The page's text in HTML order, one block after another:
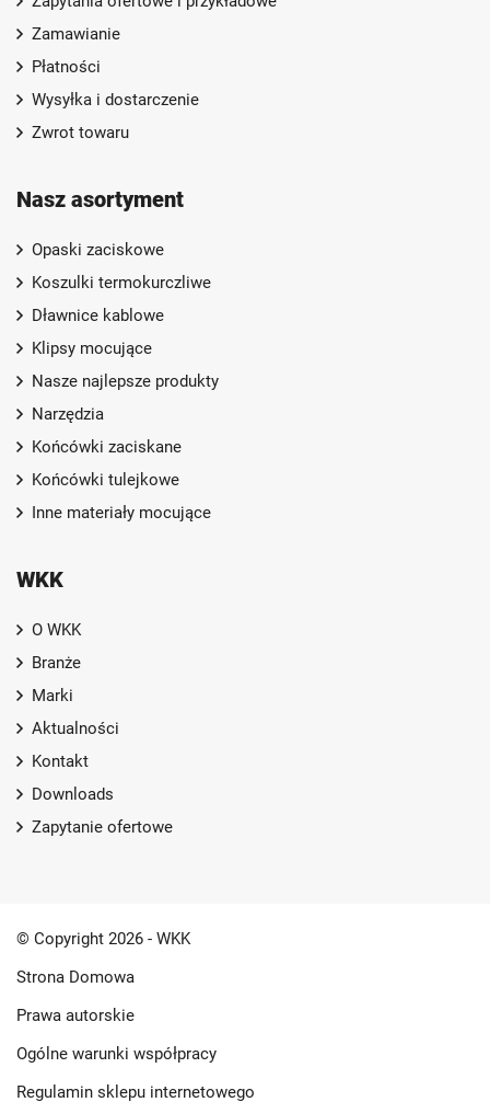
Zamawianie
Płatności
Wysyłka i dostarczenie
Zwrot towaru
Nasz asortyment
Opaski zaciskowe
Koszulki termokurczliwe
Dławnice kablowe
Klipsy mocujące
Nasze najlepsze produkty
Narzędzia
Końcówki zaciskane
Końcówki tulejkowe
Inne materiały mocujące
WKK
O WKK
Branże
Marki
Aktualności
Kontakt
Downloads
Zapytanie ofertowe
© Copyright 2026 - WKK
Strona Domowa
Prawa autorskie
Ogólne warunki współpracy
Regulamin sklepu internetowego